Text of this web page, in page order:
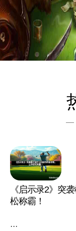
—
《启示录2》突
松称霸！
···